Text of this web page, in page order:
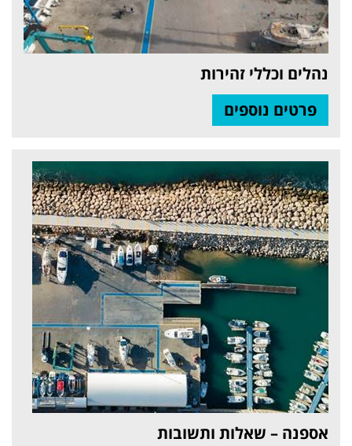
נהלים וכללי זהירות
פרטים נוספים
אספנה – שאלות ותשובות